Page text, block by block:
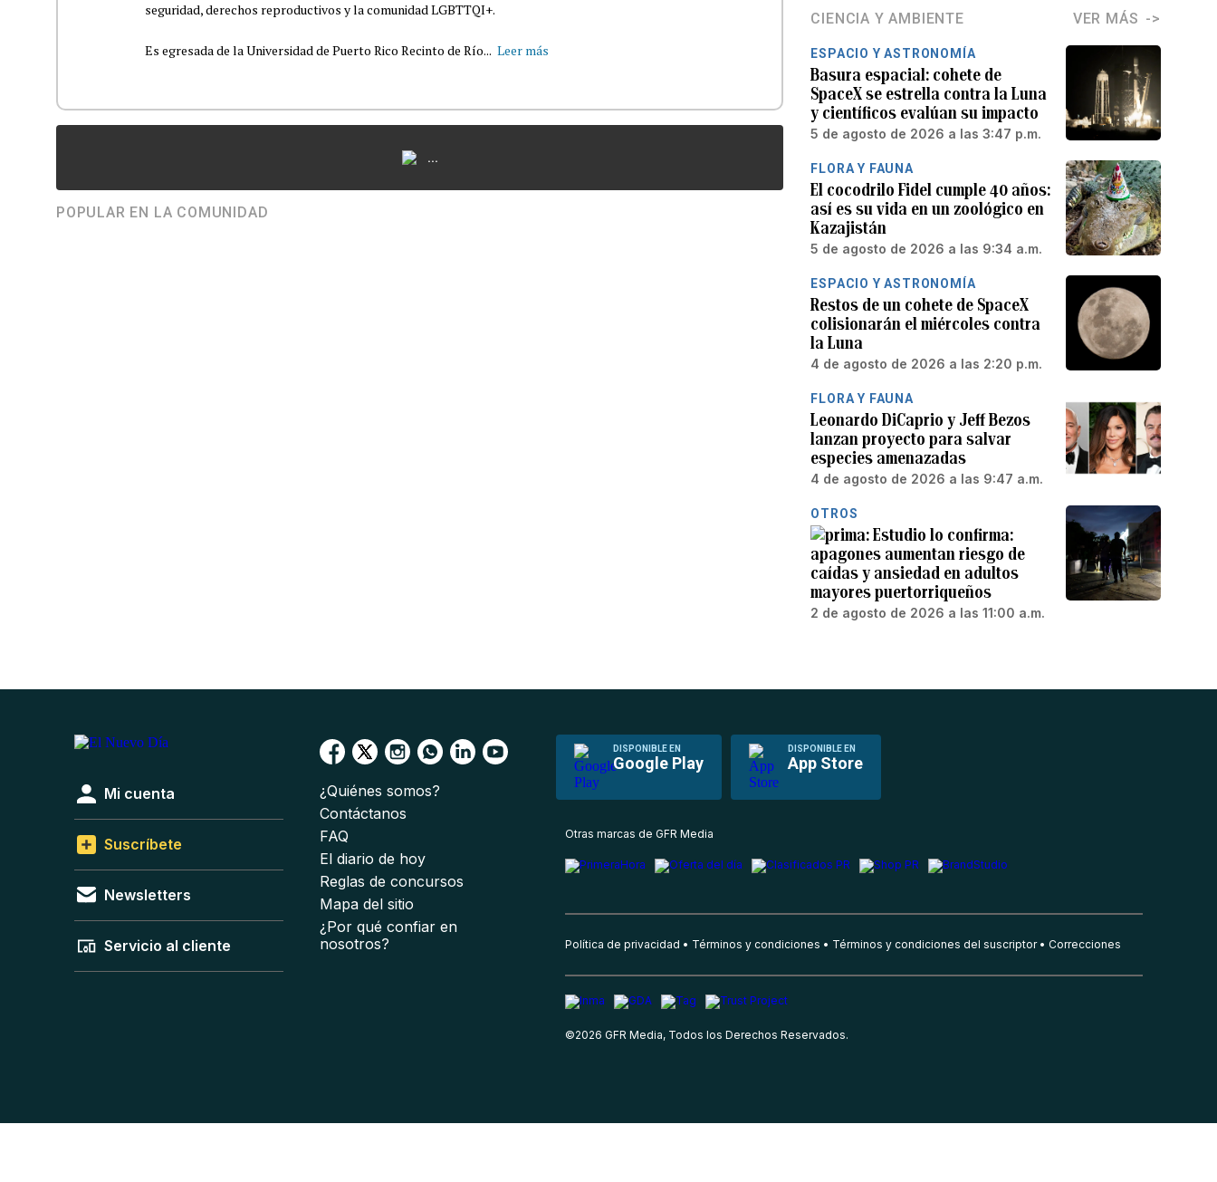
seguridad, derechos reproductivos y la comunidad LGBTTQI+.
Es egresada de la Universidad de Puerto Rico Recinto de Río... Leer más
...
POPULAR EN LA COMUNIDAD
CIENCIA Y AMBIENTE VER MÁS
ESPACIO Y ASTRONOMÍA
Basura espacial: cohete de
SpaceX se estrella contra la Luna
y científicos evalúan su impacto
5 de agosto de 2026 a las 3:47 p.m.
FLORA Y FAUNA
El cocodrilo Fidel cumple 40 años:
así es su vida en un zoológico en
Kazajistán
5 de agosto de 2026 a las 9:34 a.m.
ESPACIO Y ASTRONOMÍA
Restos de un cohete de SpaceX
colisionarán el miércoles contra
la Luna
4 de agosto de 2026 a las 2:20 p.m.
FLORA Y FAUNA
Leonardo DiCaprio y Jeff Bezos
lanzan proyecto para salvar
especies amenazadas
4 de agosto de 2026 a las 9:47 a.m.
OTROS
Estudio lo confirma:
apagones aumentan riesgo de
caídas y ansiedad en adultos
mayores puertorriqueños
2 de agosto de 2026 a las 11:00 a.m.
DISPONIBLE EN
Google Play
DISPONIBLE EN
App Store
Mi cuenta
Suscríbete
Newsletters
Servicio al cliente
¿Quiénes somos?
Contáctanos
FAQ
El diario de hoy
Reglas de concursos
Mapa del sitio
¿Por qué confiar en
nosotros?
Otras marcas de GFR Media
Política de privacidad Términos y condiciones Términos y condiciones del suscriptor Correcciones
©2026 GFR Media, Todos los Derechos Reservados.